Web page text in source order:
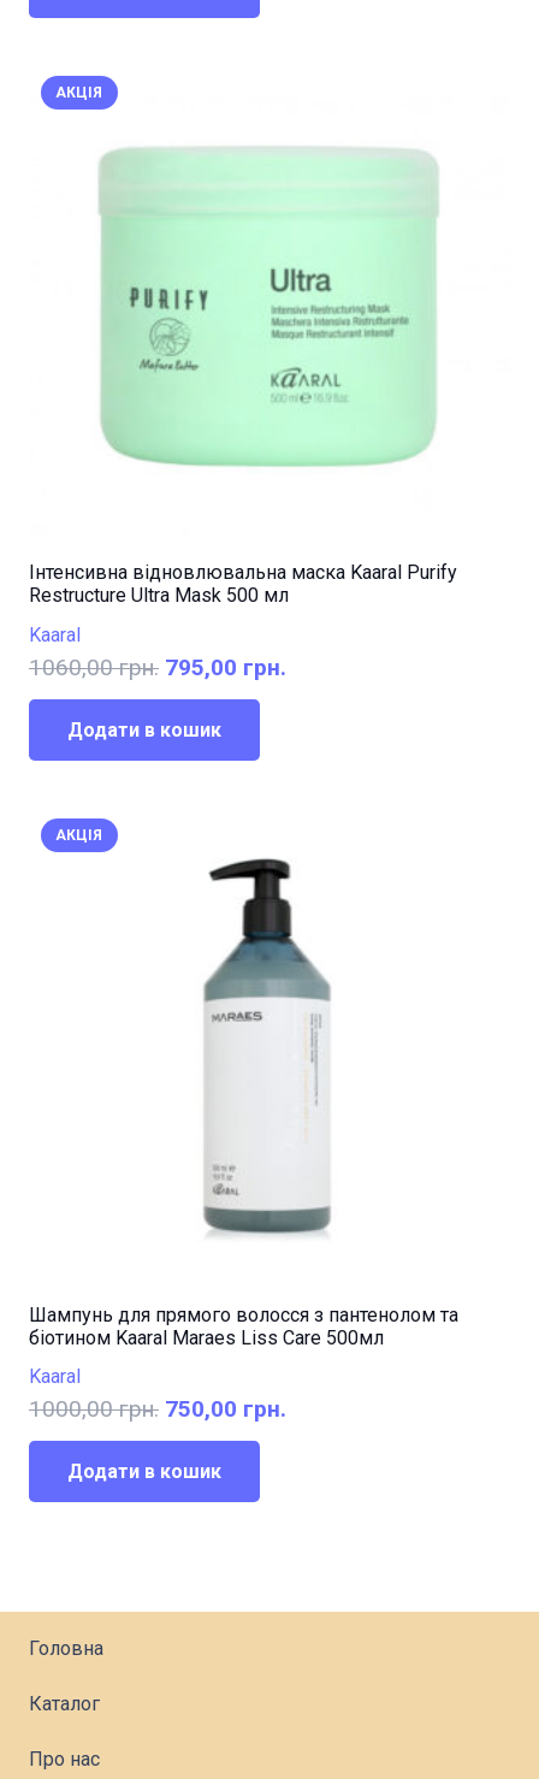
АКЦІЯ
Інтенсивна відновлювальна маска Kaaral Purify
Restructure Ultra Mask 500 мл
Kaaral
1060,00грн. Оригінальна
ціна:
1060,00 грн..
795,00 грн.
Додати в кошик
АКЦІЯ
Шампунь для прямого волосся з пантенолом та
біотином Kaaral Maraes Liss Care 500мл
Kaaral
1000,00грн. Оригінальна
ціна:
1000,00 грн..
750,00 грн.
Додати в кошик
Головна
Каталог
Про нас